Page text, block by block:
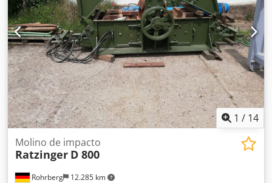
1 / 14
Rohrberg 12.285 km
Molino de impacto
Ratzinger D 800